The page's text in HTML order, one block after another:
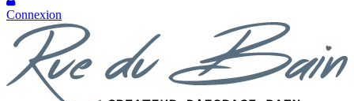
Connexion